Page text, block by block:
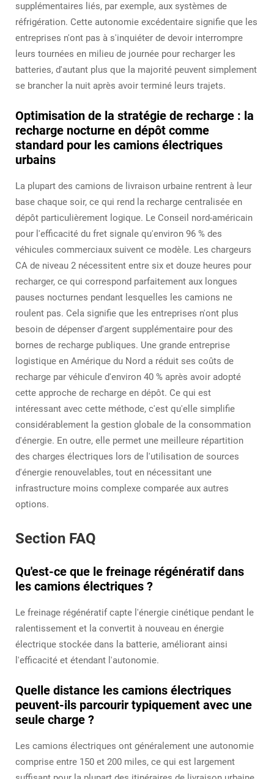
supplémentaires liés, par exemple, aux systèmes de
réfrigération. Cette autonomie excédentaire signifie que les
entreprises n'ont pas à s'inquiéter de devoir interrompre
leurs tournées en milieu de journée pour recharger les
batteries, d'autant plus que la majorité peuvent simplement
se brancher la nuit après avoir terminé leurs trajets.
Optimisation de la stratégie de recharge : la
recharge nocturne en dépôt comme
standard pour les camions électriques
urbains
La plupart des camions de livraison urbaine rentrent à leur
base chaque soir, ce qui rend la recharge centralisée en
dépôt particulièrement logique. Le Conseil nord-américain
pour l'efficacité du fret signale qu'environ 96 % des
véhicules commerciaux suivent ce modèle. Les chargeurs
CA de niveau 2 nécessitent entre six et douze heures pour
recharger, ce qui correspond parfaitement aux longues
pauses nocturnes pendant lesquelles les camions ne
roulent pas. Cela signifie que les entreprises n'ont plus
besoin de dépenser d'argent supplémentaire pour des
bornes de recharge publiques. Une grande entreprise
logistique en Amérique du Nord a réduit ses coûts de
recharge par véhicule d'environ 40 % après avoir adopté
cette approche de recharge en dépôt. Ce qui est
intéressant avec cette méthode, c'est qu'elle simplifie
considérablement la gestion globale de la consommation
d'énergie. En outre, elle permet une meilleure répartition
des charges électriques lors de l'utilisation de sources
d'énergie renouvelables, tout en nécessitant une
infrastructure moins complexe comparée aux autres
options.
Section FAQ
Qu'est-ce que le freinage régénératif dans
les camions électriques ?
Le freinage régénératif capte l'énergie cinétique pendant le
ralentissement et la convertit à nouveau en énergie
électrique stockée dans la batterie, améliorant ainsi
l'efficacité et étendant l'autonomie.
Quelle distance les camions électriques
peuvent-ils parcourir typiquement avec une
seule charge ?
Les camions électriques ont généralement une autonomie
comprise entre 150 et 200 miles, ce qui est largement